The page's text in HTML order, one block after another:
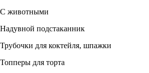
С животными
Надувной подстаканник
Трубочки для коктейля, шпажки
Топперы для торта